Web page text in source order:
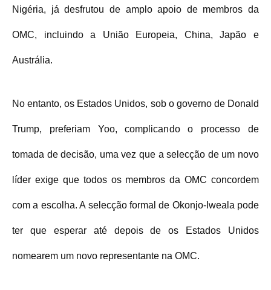
Nigéria, já desfrutou de amplo apoio de membros da
OMC, incluindo a União Europeia, China, Japão e
Austrália.
No entanto, os Estados Unidos, sob o governo de Donald
Trump, preferiam Yoo, complicando o processo de
tomada de decisão, uma vez que a selecção de um novo
líder exige que todos os membros da OMC concordem
com a escolha. A selecção formal de Okonjo-Iweala pode
ter que esperar até depois de os Estados Unidos
nomearem um novo representante na OMC.